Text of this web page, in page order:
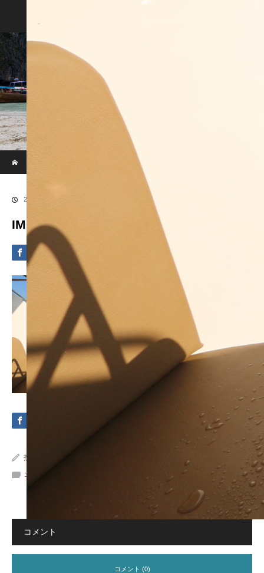
Phi Phi & Khai Island by Speed Boat
2020.09.10
IMG_0669
投稿者:
コメント:
コメント
コメント (0)